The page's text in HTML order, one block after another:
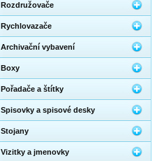
Rozdružovače
Rychlovazače
Archivační vybavení
Boxy
Pořadače a štítky
Spisovky a spisové desky
Stojany
Vizitky a jmenovky